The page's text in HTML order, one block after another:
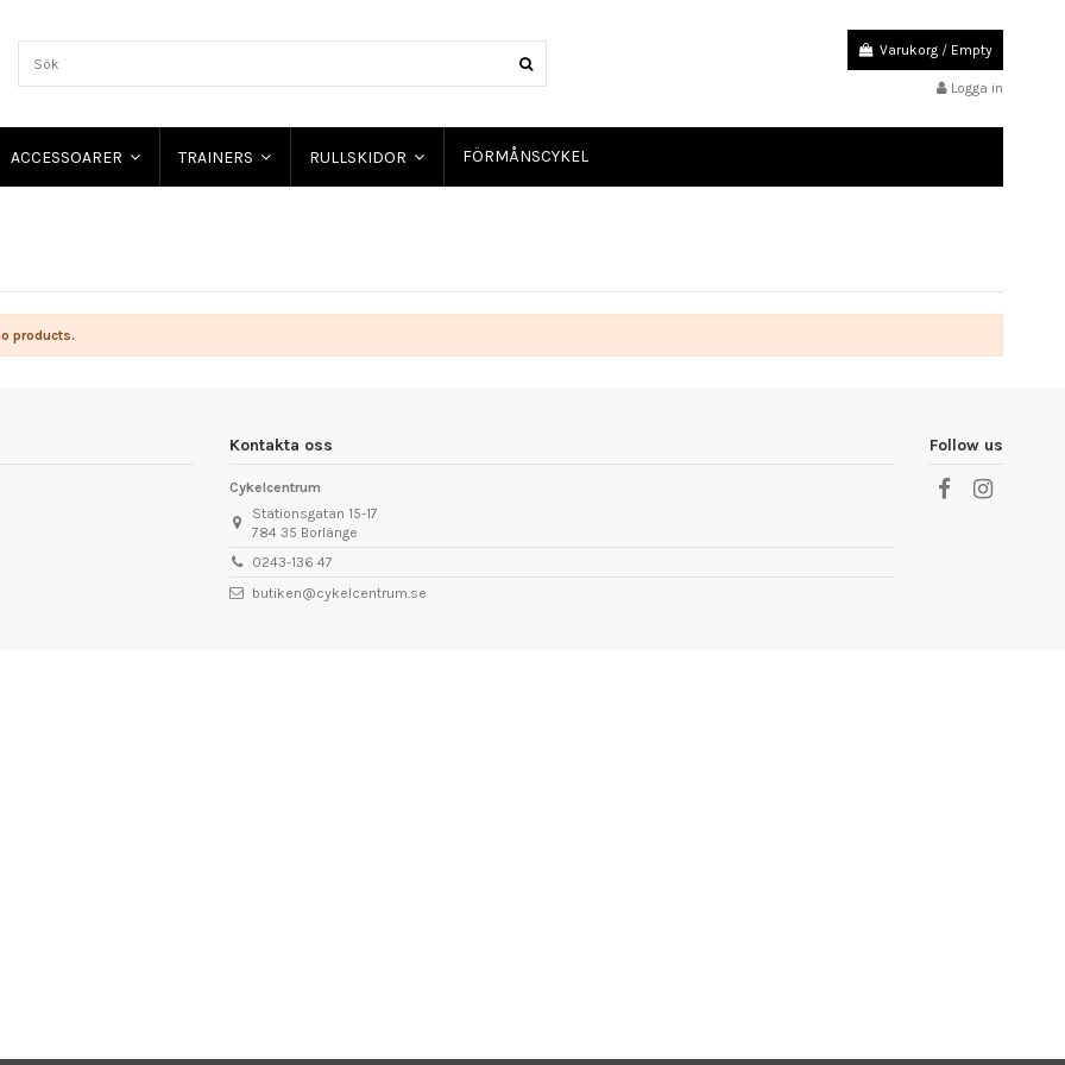
Varukorg / Empty
Logga in
ACCESSOARER TRAINERS RULLSKIDOR FÖRMÅNSCYKEL
products.
Kontakta oss
Cykelcentrum
Stationsgatan 15-17
784 35 Borlänge
0243-136 47
butiken@cykelcentrum.se
Follow us